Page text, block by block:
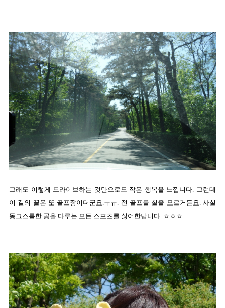
그래도 이렇게 드라이브하는 것만으로도 작은 행복을 느낍니다. 그런데
이 길의 끝은 또 골프장이더군요.ㅠㅠ. 전 골프를 칠줄 모르거든요. 사실
동그스름한 공을 다루는 모든 스포츠를 싫어한답니다. ㅎㅎㅎ